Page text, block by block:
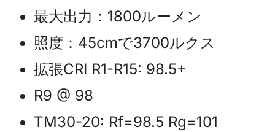
最大出力：1800ルーメン
照度：45cmで3700ルクス
拡張CRI R1-R15: 98.5+
R9 @ 98
TM30-20: Rf=98.5 Rg=101